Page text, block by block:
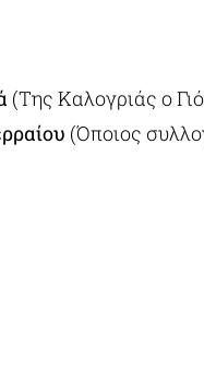
(Της Καλογριάς ο
(Όποιος